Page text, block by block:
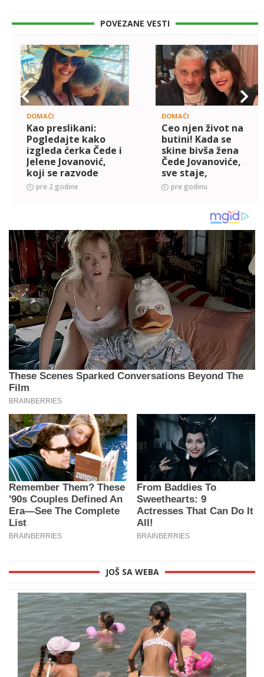
POVEZANE VESTI
DOMAĆI
Kao preslikani:
Pogledajte kako
izgleda ćerka Čede i
Jelene Jovanović,
koji se razvode
nakon 25 godina
braka! Imaju
pre 2 godine
DOMAĆI
Ceo njen život na
butini! Kada se
skine bivša žena
Čede Jovanoviće,
sve staje,
pogledajte njenu
vitku liniju (FOTO)
pre godinu
JOŠ SA WEBA